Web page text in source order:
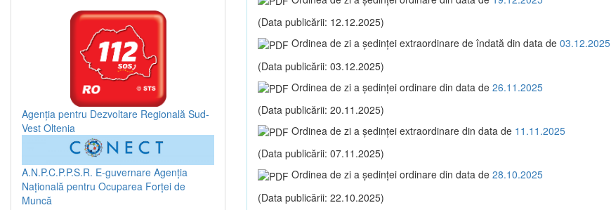
(Data publicării: 12.12.2025)
Ordinea de zi a şedinţei extraordinare de îndată din data de 03.12.2025
(Data publicării: 03.12.2025)
Ordinea de zi a şedinţei ordinare din data de 26.11.2025
(Data publicării: 20.11.2025)
Ordinea de zi a şedinţei extraordinare din data de 11.11.2025
(Data publicării: 07.11.2025)
Ordinea de zi a şedinţei ordinare din data de 28.10.2025
(Data publicării: 22.10.2025)
Agenția pentru Dezvoltare Regională Sud-
Vest Oltenia
A.N.P.C.P.P.S.R. E-guvernare Agenția
Națională pentru Ocuparea Forței de
Muncă